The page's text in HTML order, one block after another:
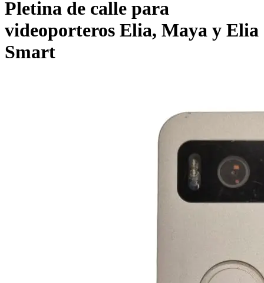
Pletina de calle para
videoporteros Elia, Maya y Elia
Smart